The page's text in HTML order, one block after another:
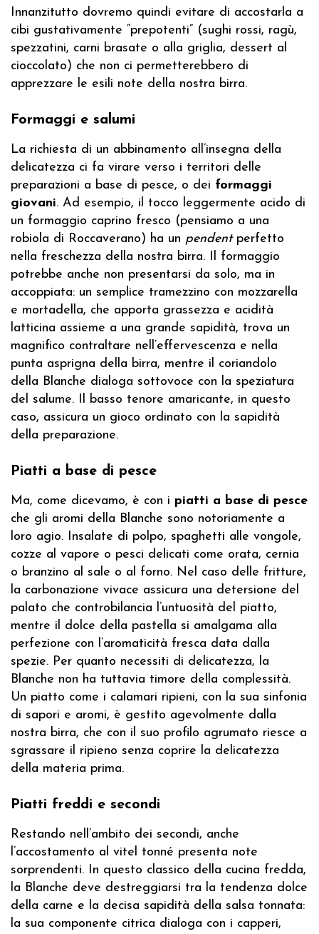
Innanzitutto dovremo quindi evitare di accostarla a
cibi gustativamente “prepotenti” (sughi rossi, ragù,
spezzatini, carni brasate o alla griglia, dessert al
cioccolato) che non ci permetterebbero di
apprezzare le esili note della nostra birra.
Formaggi e salumi
La richiesta di un abbinamento all’insegna della
delicatezza ci fa virare verso i territori delle
preparazioni a base di pesce, o dei formaggi
giovani. Ad esempio, il tocco leggermente acido di
un formaggio caprino fresco (pensiamo a una
robiola di Roccaverano) ha un pendentperfetto
nella freschezza della nostra birra. Il formaggio
potrebbe anche non presentarsi da solo, ma in
accoppiata: un semplice tramezzino con mozzarella
e mortadella, che apporta grassezza e acidità
latticina assieme a una grande sapidità, trova un
magnifico contraltare nell’effervescenza e nella
punta asprigna della birra, mentre il coriandolo
della Blanche dialoga sottovoce con la speziatura
del salume. Il basso tenore amaricante, in questo
caso, assicura un gioco ordinato con la sapidità
della preparazione.
Piatti a base di pesce
Ma, come dicevamo, è con i piatti a base di pesce
che gli aromi della Blanche sono notoriamente a
loro agio. Insalate di polpo, spaghetti alle vongole,
cozze al vapore o pesci delicati come orata, cernia
o branzino al sale o al forno. Nel caso delle fritture,
la carbonazione vivace assicura una detersione del
palato che controbilancia l’untuosità del piatto,
mentre il dolce della pastella si amalgama alla
perfezione con l’aromaticità fresca data dalla
spezie. Per quanto necessiti di delicatezza, la
Blanche non ha tuttavia timore della complessità.
Un piatto come i calamari ripieni, con la sua sinfonia
di sapori e aromi, è gestito agevolmente dalla
nostra birra, che con il suo profilo agrumato riesce a
sgrassare il ripieno senza coprire la delicatezza
della materia prima.
Piatti freddi e secondi
Restando nell’ambito dei secondi, anche
l’accostamento al vitel tonné presenta note
sorprendenti. In questo classico della cucina fredda,
la Blanche deve destreggiarsi tra la tendenza dolce
della carne e la decisa sapidità della salsa tonnata:
la sua componente citrica dialoga con i capperi,